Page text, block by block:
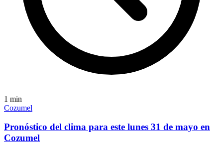
1 min
Cozumel
Pronóstico del clima para este lunes 31 de mayo en
Cozumel